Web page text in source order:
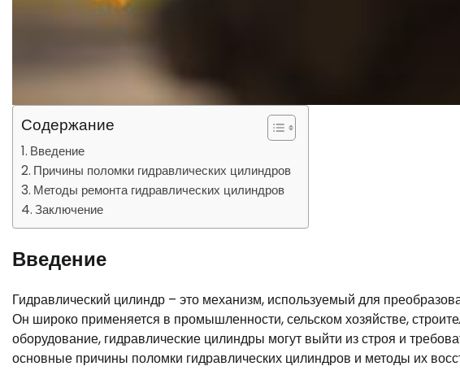
Содержание
Введение
Причины поломки гидравлических цилиндров
Методы ремонта гидравлических цилиндров
Заключение
Введение
Гидравлический цилиндр – это механизм, используемый для
Он широко применяется в промышленности, сельском хозяйстве,
оборудование, гидравлические цилиндры могут выйти из строя и
основные причины поломки гидравлических цилиндров и методы их